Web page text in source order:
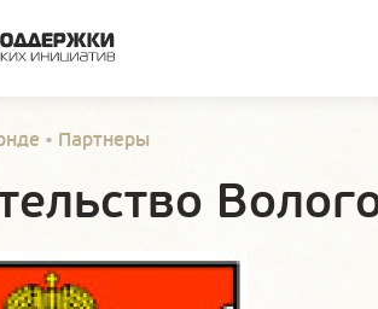
• Партнеры